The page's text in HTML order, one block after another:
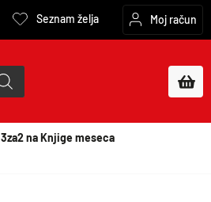
Seznam želja Moj račun
3za2 na Knjige meseca